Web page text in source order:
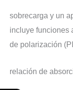
sobrecarga y un
incluye funciones
de polarización
relación de